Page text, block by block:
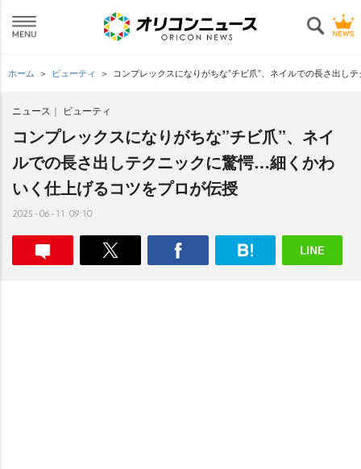
ホーム ビューティ コンプレックスになりがちな”チビ爪”、ネイルでの長さ出
ニュース ビューティ
コンプレックスになりがちな”チビ爪”、ネイ
ルでの長さ出しテクニックに驚愕…細くかわ
いく仕上げるコツをプロが伝授
2025-06-11 09:10